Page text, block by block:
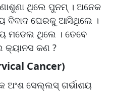
ଥିଲେ ପୁନମ୍ । ଅନେକ
ବିବାଦ ଘେରକୁ ଆସିଥିଲେ ।
ମଡେଲ ଥିଲେ । ତେବେ
କ୍ୟାନସ କଣ ?
Cancer)
ଅଂଶ ସେଲ୍ଲସ୍ ଗର୍ଭାଶୟ